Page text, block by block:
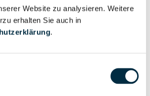
Website zu analysieren. Weitere
erhalten Sie auch in
.
Kontrollstruktur